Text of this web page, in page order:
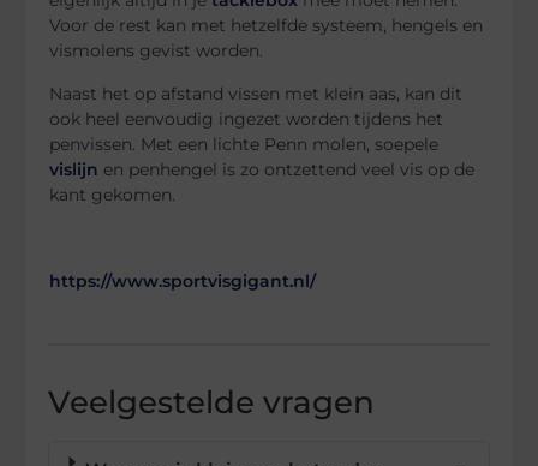
Voor de rest kan met hetzelfde systeem, hengels en
vismolens gevist worden.
Naast het op afstand vissen met klein aas, kan dit
ook heel eenvoudig ingezet worden tijdens het
penvissen. Met een lichte Penn molen, soepele
vislijn en penhengel is zo ontzettend veel vis op de
kant gekomen.
https://www.sportvisgigant.nl/
Veelgestelde vragen